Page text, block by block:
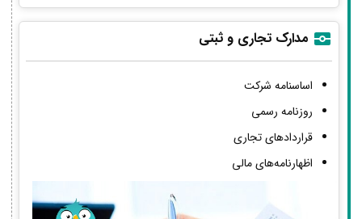
مدارک تجاری و ثبتی
اساسنامه شرکت
روزنامه رسمی
قراردادهای تجاری
اظهارنامه‌های مالی